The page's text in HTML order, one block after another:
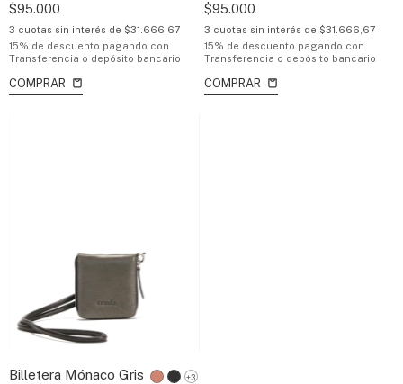
$95.000
3 cuotas sin interés de $31.666,67
15% de descuento pagando con
Transferencia o depósito bancario
COMPRAR
$95.000
3 cuotas sin interés de $31.666,67
15% de descuento pagando con
Transferencia o depósito bancario
COMPRAR
Billetera Mónaco Gris +3